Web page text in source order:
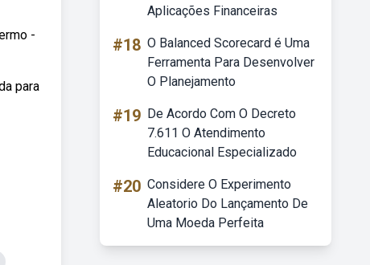
-
para
Aplicações Financeiras
#18 O Balanced Scorecard é Uma
Ferramenta Para Desenvolver
O Planejamento
#19 De Acordo Com O Decreto
7.611 O Atendimento
Educacional Especializado
#20 Considere O Experimento
Aleatorio Do Lançamento De
Uma Moeda Perfeita